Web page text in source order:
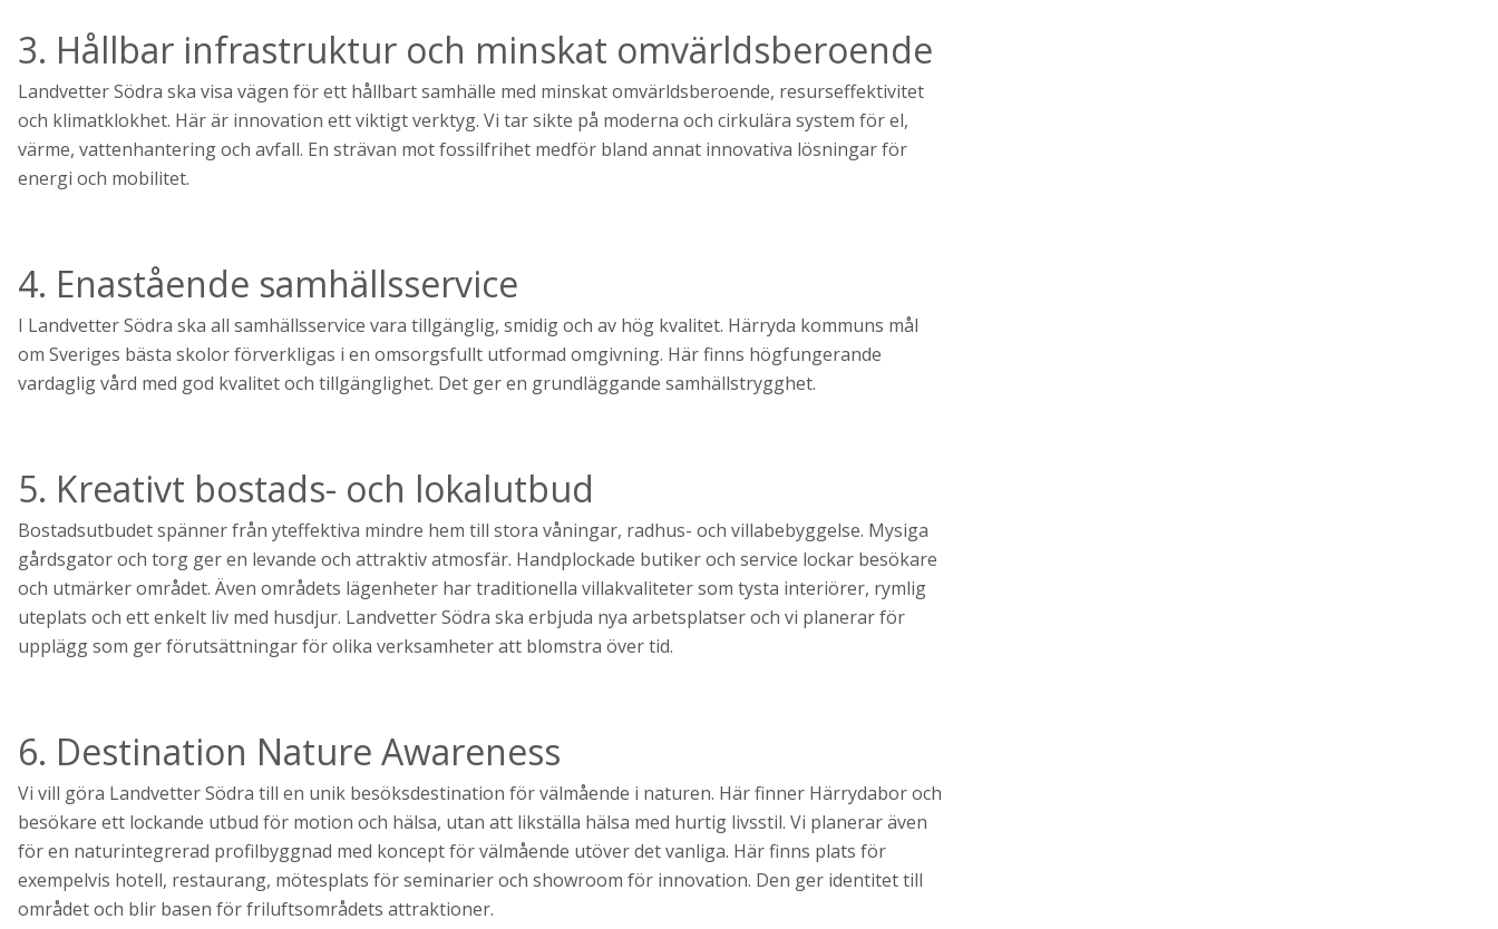
3. Hållbar infrastruktur och minskat omvärldsberoende
Landvetter Södra ska visa vägen för ett hållbart samhälle med minskat omvärldsberoende, resurseffektivitet
och klimatklokhet. Här är innovation ett viktigt verktyg. Vi tar sikte på moderna och cirkulära system för el,
värme, vattenhantering och avfall. En strävan mot fossilfrihet medför bland annat innovativa lösningar för
energi och mobilitet.
4. Enastående samhällsservice
I Landvetter Södra ska all samhällsservice vara tillgänglig, smidig och av hög kvalitet. Härryda kommuns mål
om Sveriges bästa skolor förverkligas i en omsorgsfullt utformad omgivning. Här finns högfungerande
vardaglig vård med god kvalitet och tillgänglighet. Det ger en grundläggande samhällstrygghet.
5. Kreativt bostads- och lokalutbud
Bostadsutbudet spänner från yteffektiva mindre hem till stora våningar, radhus- och villabebyggelse. Mysiga
gårdsgator och torg ger en levande och attraktiv atmosfär. Handplockade butiker och service lockar besökare
och utmärker området. Även områdets lägenheter har traditionella villakvaliteter som tysta interiörer, rymlig
uteplats och ett enkelt liv med husdjur. Landvetter Södra ska erbjuda nya arbetsplatser och vi planerar för
upplägg som ger förutsättningar för olika verksamheter att blomstra över tid.
6. Destination Nature Awareness
Vi vill göra Landvetter Södra till en unik besöksdestination för välmående i naturen. Här finner Härrydabor och
besökare ett lockande utbud för motion och hälsa, utan att likställa hälsa med hurtig livsstil. Vi planerar även
för en naturintegrerad profilbyggnad med koncept för välmående utöver det vanliga. Här finns plats för
exempelvis hotell, restaurang, mötesplats för seminarier och showroom för innovation. Den ger identitet till
området och blir basen för friluftsområdets attraktioner.